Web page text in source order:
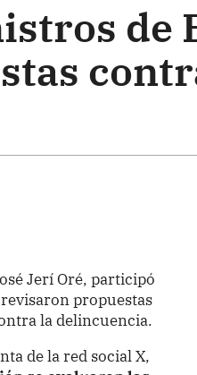
de
Jerí Oré, participó
propuestas
la delincuencia.
de la red social X,